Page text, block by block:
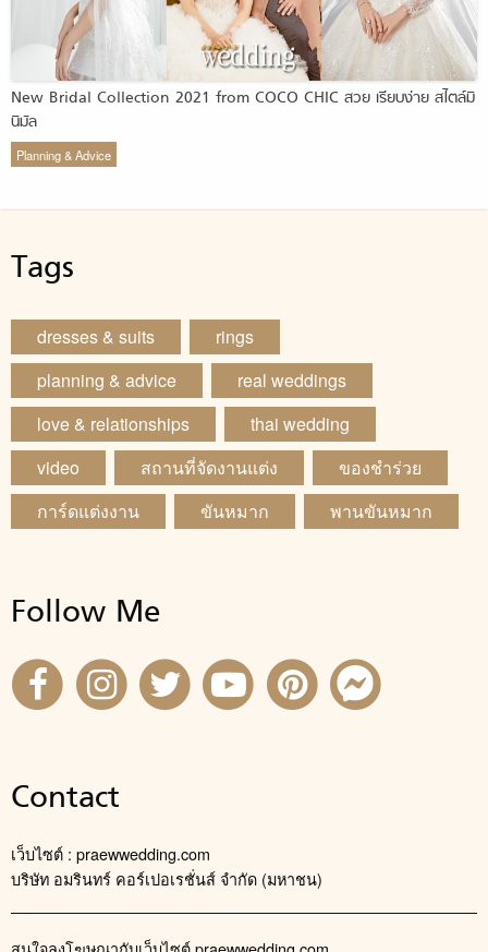
New Bridal Collection 2021 from COCO CHIC สวย เรียบง่าย สไตล์มิ
นิมัล
Planning & Advice
Tags
dresses & suits
rings
planning & advice
real weddings
love & relationships
thai wedding
video
สถานที่จัดงานแต่ง
ของชำร่วย
การ์ดแต่งงาน
ขันหมาก พานขันหมาก
Follow Me
Contact
เว็บไซต์ : praewwedding.com
บริษัท อมรินทร์ คอร์เปอเรชั่นส์ จำกัด (มหาชน)